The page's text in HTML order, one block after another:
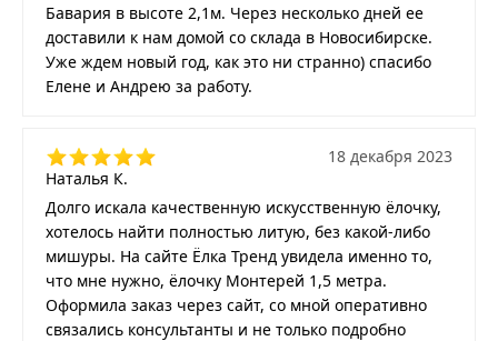
Бавария в высоте 2,1м. Через несколько дней ее
доставили к нам домой со склада в Новосибирске.
Уже ждем новый год, как это ни странно) спасибо
Елене и Андрею за работу.
Наталья К.
18 декабря 2023
Долго искала качественную искусственную ёлочку,
хотелось найти полностью литую, без какой-либо
мишуры. На сайте Ёлка Тренд увидела именно то,
что мне нужно, ёлочку Монтерей 1,5 метра.
Оформила заказ через сайт, со мной оперативно
связались консультанты и не только подробно